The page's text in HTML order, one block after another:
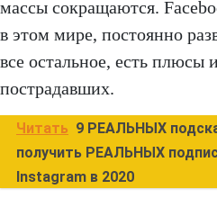
массы сокращаются.
в этом мире, постоянно
все остальное, есть плюсы
пострадавших.
Читать 9 РЕАЛЬНЫХ
получить РЕАЛЬНЫХ
Instagram в 2020